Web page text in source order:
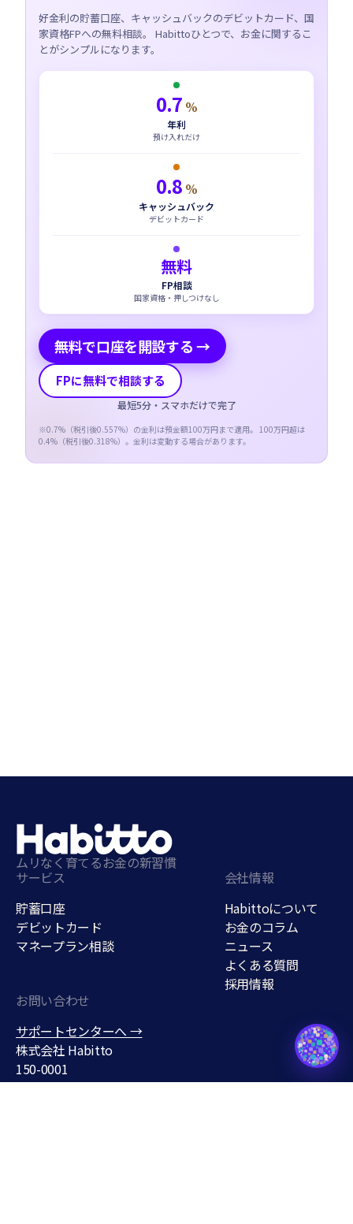
support@habitto.com
好金利の貯蓄口座、キャッシュバックのデビットカード、国
家資格FPへの無料相談。 Habittoひとつで、お金に関するこ
とがシンプルになります。
0.7 %
年利
預け入れだけ
0.8 %
キャッシュバック
デビットカード
無料
FP相談
国家資格・押しつけなし
無料で口座を開設する →
FPに無料で相談する
最短5分・スマホだけで完了
※0.7%（税引後0.557%）の金利は預金額100万円まで適用。 100万円超は
0.4%（税引後0.318%）。金利は変動する場合があります。
ムリなく育てるお金の新習慣
サービス
貯蓄口座
デビットカード
マネープラン相談
会社情報
Habittoについて
お金のコラム
ニュース
よくある質問
採用情報
お問い合わせ
サポートセンターへ →
株式会社 Habitto
150-0001
東京都渋谷区神宮前３丁目１